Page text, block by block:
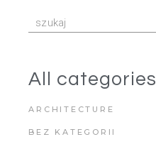
All categories
ARCHITECTURE
BEZ KATEGORII